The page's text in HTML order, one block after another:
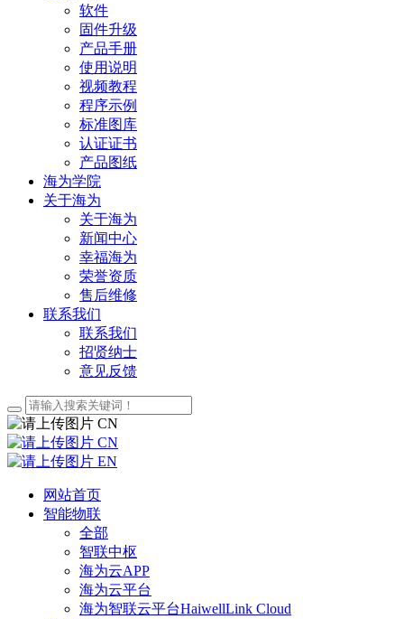
软件
固件升级
产品手册
使用说明
视频教程
程序示例
标准图库
认证证书
产品图纸
海为学院
关于海为
关于海为
新闻中心
幸福海为
荣誉资质
售后维修
联系我们
联系我们
招贤纳士
意见反馈
CN
CN
EN
网站首页
智能物联
全部
智联中枢
海为云APP
海为云平台
海为智联云平台HaiwellLink Cloud